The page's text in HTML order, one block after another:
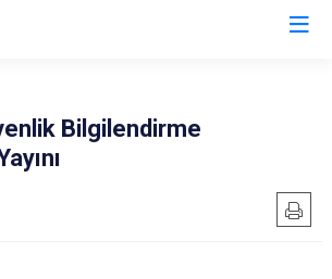
Bilgilendirme